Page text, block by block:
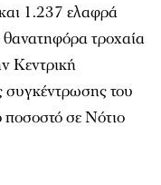
1.237 ελαφρά
θανατηφόρα τροχαία
Κεντρική
του
σε Νότιο